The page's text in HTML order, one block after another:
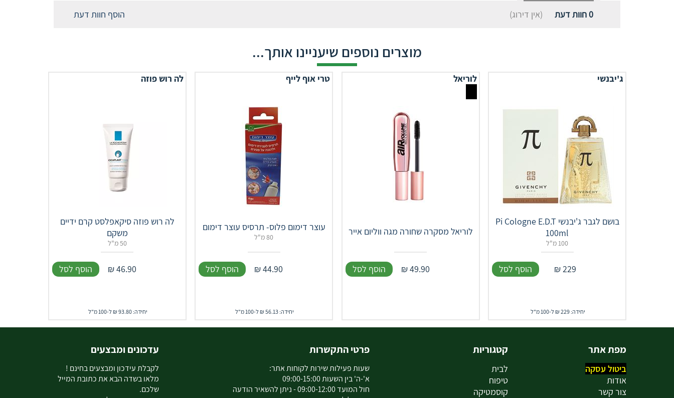
0חוות דעת (אין דירוג) הוסף חוות דעת
מוצרים נוספים שיעניינו אותך...
ג'יבנשי
בושם לגבר ג'יבנשי Pi Cologne E.D.T
100ml
100 מ"ל
229
₪ הוסף לסל
יחידה: 229 ₪ ל-100 מ"ל
לוריאל
לוריאל מסקרה שחורה מגה ווליום אייר
49.90
₪ הוסף לסל
טרי אוף לייף
עוצר דימום פלוס- תרסיס עוצר דימום
80 מ"ל
44.90
₪ הוסף לסל
יחידה: 56.13 ₪ ל-100 מ"ל
לה רוש פוזה
לה רוש פוזה סיקאפלסט קרם ידיים
משקם
50 מ"ל
46.90
₪ הוסף לסל
יחידה: 93.80 ₪ ל-100 מ"ל
מפת אתר
ביטול עסקה
אודות
צור קשר
קטגוריות
לבית
טיפוח
קוסמטיקה
פרטי התקשרות
שעות פעילות שירות לקוחות אתר:
א'-ה' בין השעות 09:00-15:00
חול המועד 09:00-12:00 - ניתן להשאיר הודעה
עדכונים ומבצעים
לקבלת עידכון ומבצעים בחינם !
מלאו בשדה הבא את כתובת המייל
שלכם.